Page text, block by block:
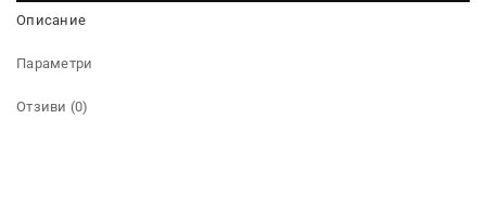
Описание
Параметри
Отзиви (0)